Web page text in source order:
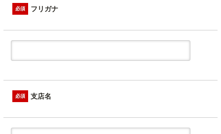
フリガナ
必須
支店名
必須